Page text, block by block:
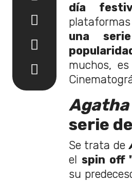
día
una
muchos,
serie
Se trata de
elspin off
su